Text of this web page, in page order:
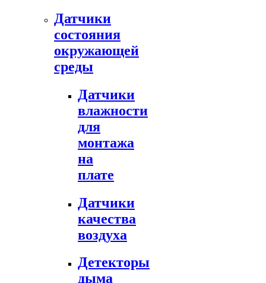
Датчики
состояния
окружающей
среды
Датчики
влажности
для
монтажа
на
плате
Датчики
качества
воздуха
Детекторы
дыма